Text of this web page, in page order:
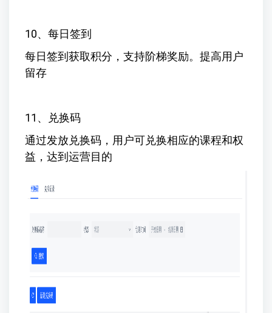
10、每日签到
每日签到获取积分，支持阶梯奖励。提高用户
留存
11、兑换码
通过发放兑换码，用户可兑换相应的课程和权
益，达到运营目的